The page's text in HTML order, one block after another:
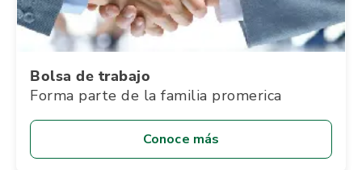
Bolsa de trabajo
Forma parte de la familia promerica
Conoce más